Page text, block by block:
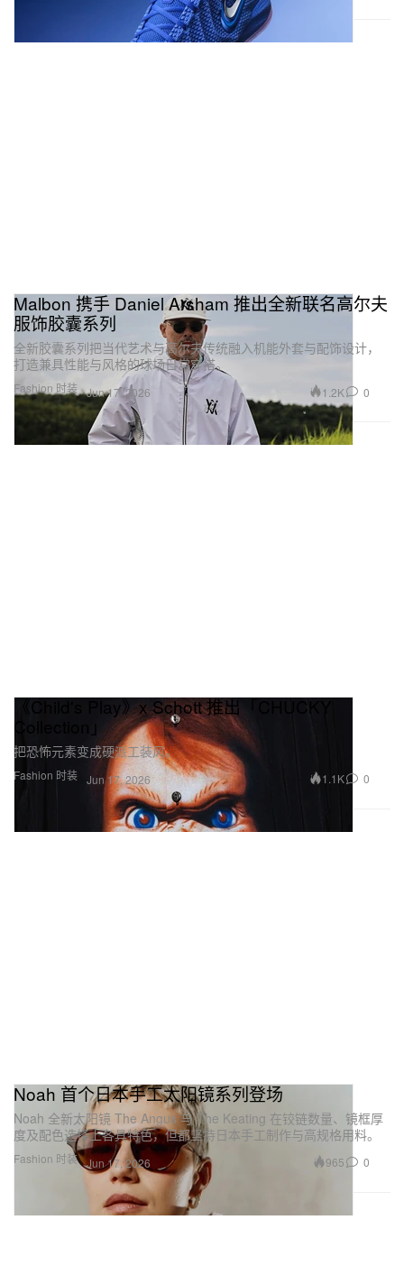
Fashion 时装
Malbon 携手 Daniel Arsham 推出全新联名高尔夫
服饰胶囊系列
全新胶囊系列把当代艺术与高尔夫传统融入机能外套与配饰设计，
打造兼具性能与风格的球场日常穿搭。
Jun 17, 2026 1.2K 0
Fashion 时装
《Child's Play》x Schott 推出「CHUCKY
Collection」
把恐怖元素变成硬派工装风。
Jun 17, 2026 1.1K 0
Fashion 时装
Noah 首个日本手工太阳镜系列登场
Noah 全新太阳镜 The Angus 与 The Keating 在铰链数量、镜框厚
度及配色选择上各具特色，但都坚持日本手工制作与高规格用料。
Jun 17, 2026 965 0